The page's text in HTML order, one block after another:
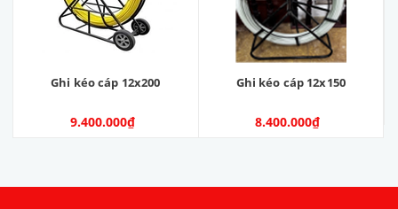
Ghi kéo cáp 12x200
9.400.000₫
Ghi kéo cáp 12x150
8.400.000₫